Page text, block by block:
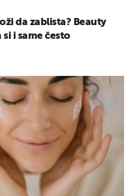
da zablista? Beauty
i same često